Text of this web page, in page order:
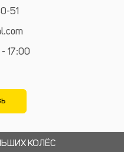
51
17:00
КОЛЁС